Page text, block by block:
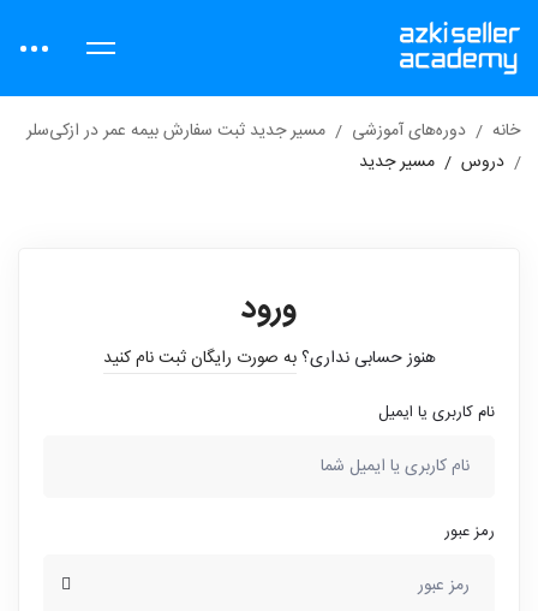
خانه دوره‌های آموزشی
مسیر جدید ثبت سفارش بیمه عمر در ازکی‌سلر
دروس
مسیر جدید
ورود
هنوز حسابی نداری؟به صورت رایگان ثبت نام کنید
نام کاربری یا ایمیل
رمز عبور